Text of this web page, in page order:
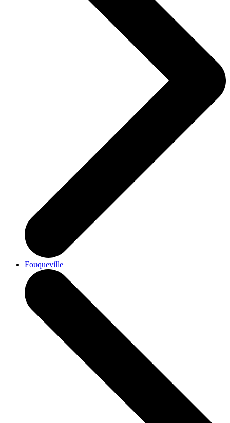
Fouqueville